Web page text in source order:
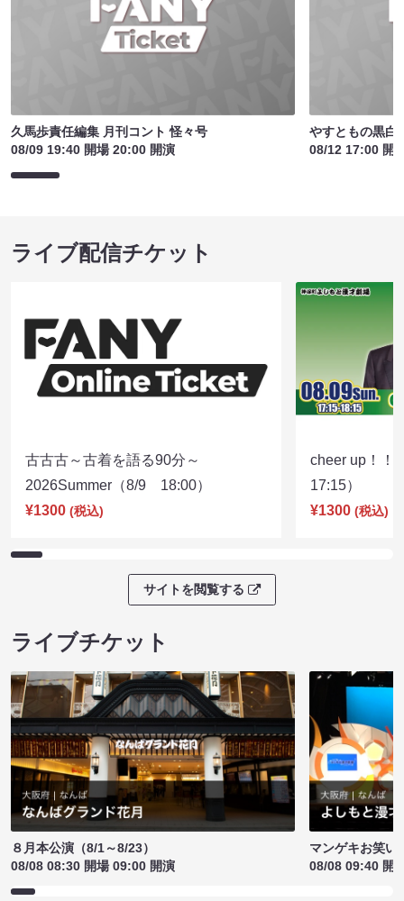
久馬歩責任編集 月刊コント 怪々号
08/09 19:40 開場 20:00 開演
やすともの黒白
08/12 17:00 開
ライブ配信チケット
古古古～古着を語る90分～
2026Summer（8/9 18:00）
¥1300 (税込)
cheer up！
17:15）
¥1300 (税込)
サイトを閲覧する
ライブチケット
８月本公演（8/1～8/23）
08/08 08:30 開場 09:00 開演
マンゲキお笑い
08/08 09:40 開